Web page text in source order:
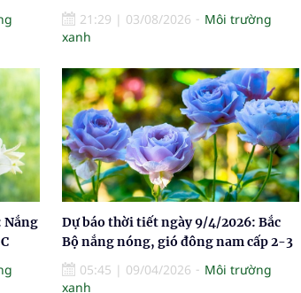
21:29 | 03/08/2026
Môi trường
xanh
Nắng
Dự báo thời tiết ngày 9/4/2026: Bắc
Bộ nắng nóng, gió đông nam cấp 2-3
05:45 | 09/04/2026
Môi trường
xanh